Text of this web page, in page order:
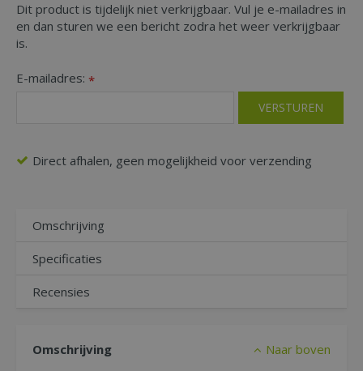
Dit product is tijdelijk niet verkrijgbaar. Vul je e-mailadres in
en dan sturen we een bericht zodra het weer verkrijgbaar
is.
E-mailadres: *
Direct afhalen, geen mogelijkheid voor verzending
Omschrijving
Specificaties
Recensies
Omschrijving Naar boven